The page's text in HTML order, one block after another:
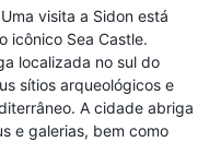
visita a Sidon está
icônico Sea Castle.
localizada no sul do
sítios arqueológicos e
A cidade abriga
e galerias, bem como